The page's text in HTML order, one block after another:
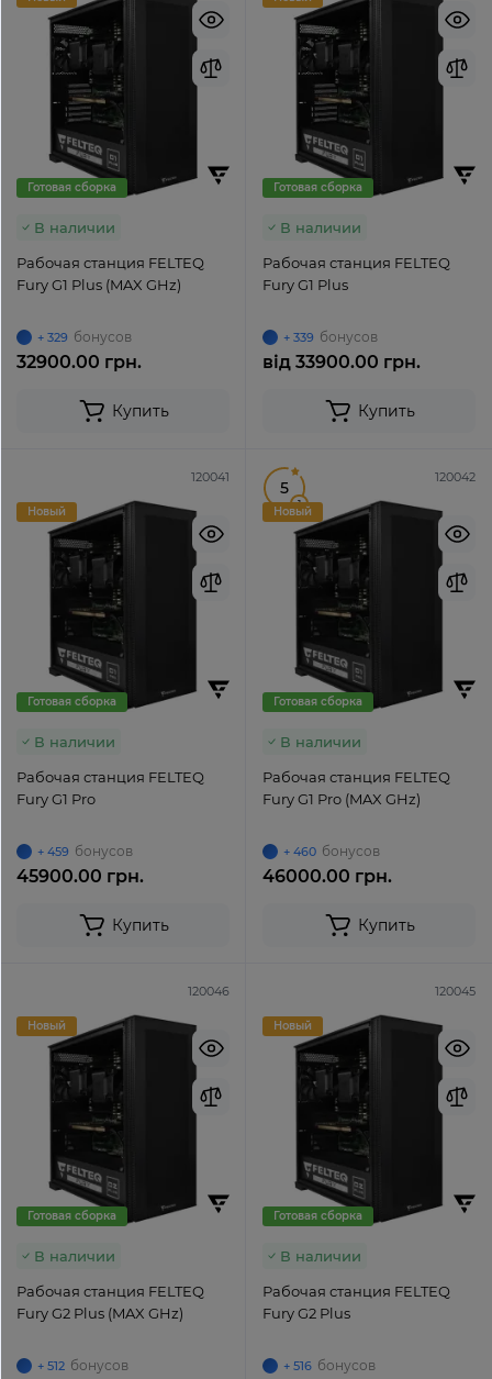
Готовая сборка
В наличии
Рабочая станция FELTEQ
Fury G1 Plus (MAX GHz)
+ 329 бонусов
32900.00 грн.
Купить
Готовая сборка
В наличии
Рабочая станция FELTEQ
Fury G1 Plus
+ 339 бонусов
від 33900.00 грн.
Купить
120041
Новый
Готовая сборка
В наличии
Рабочая станция FELTEQ
Fury G1 Pro
+ 459 бонусов
45900.00 грн.
Купить
120042
Новый
Готовая сборка
5
1
В наличии
Рабочая станция FELTEQ
Fury G1 Pro (MAX GHz)
+ 460 бонусов
46000.00 грн.
Купить
120046
Новый
Готовая сборка
В наличии
Рабочая станция FELTEQ
Fury G2 Plus (MAX GHz)
+ 512 бонусов
120045
Новый
Готовая сборка
В наличии
Рабочая станция FELTEQ
Fury G2 Plus
+ 516 бонусов